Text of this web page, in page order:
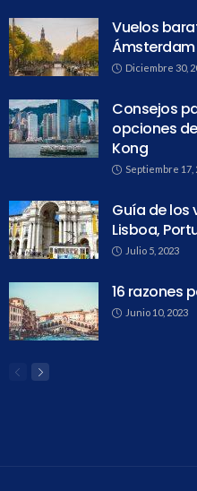
Vuelos
Ámsterdam
Diciembre 30,
Consejos
opciones
Kong
Septiembre 17,
Guía de los
Lisboa,
Julio 5, 2023
16 razones
Junio 10, 2023